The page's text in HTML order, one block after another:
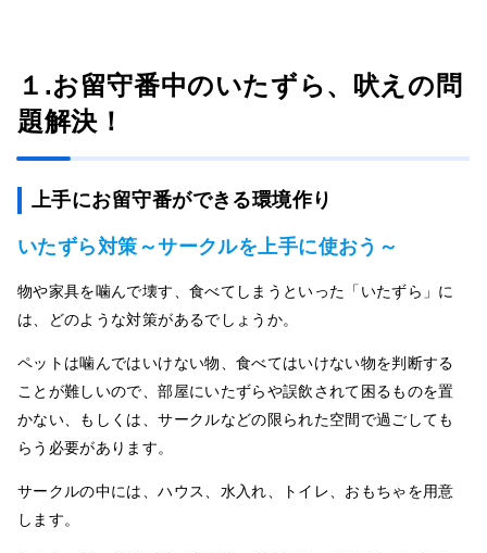
１.お留守番中のいたずら、吠えの問
題解決！
上手にお留守番ができる環境作り
いたずら対策 ～サークルを上手に使おう～
物や家具を噛んで壊す、食べてしまうといった「いたずら」に
は、どのような対策があるでしょうか。
ペットは噛んではいけない物、食べてはいけない物を判断する
ことが難しいので、部屋にいたずらや誤飲されて困るものを置
かない、もしくは、サークルなどの限られた空間で過ごしても
らう必要があります。
サークルの中には、ハウス、水入れ、トイレ、おもちゃを用意
します。